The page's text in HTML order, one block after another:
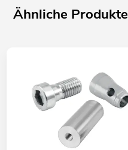
Ähnliche Produkte